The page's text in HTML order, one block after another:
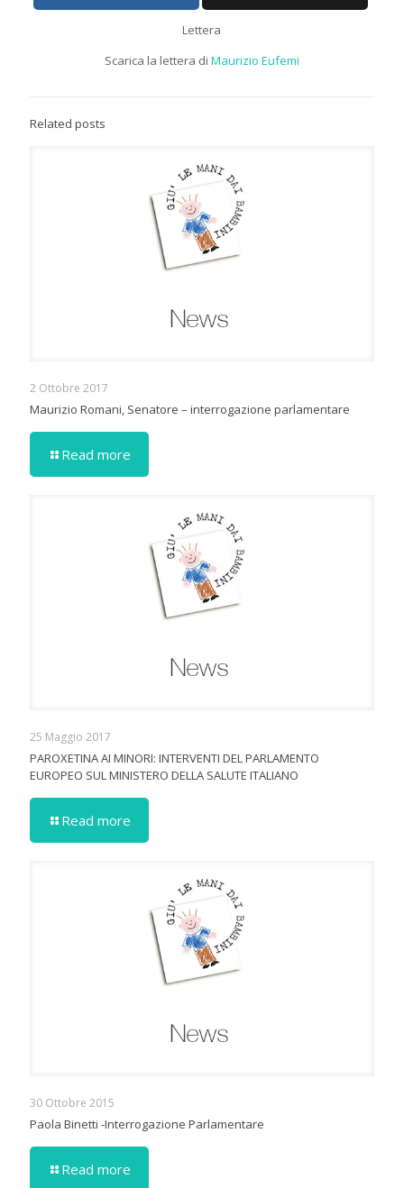
Lettera
Scarica la lettera di Maurizio Eufemi
Related posts
2 Ottobre 2017
Maurizio Romani, Senatore – interrogazione parlamentare
Read more
25 Maggio 2017
PAROXETINA AI MINORI: INTERVENTI DEL PARLAMENTO
EUROPEO SUL MINISTERO DELLA SALUTE ITALIANO
Read more
30 Ottobre 2015
Paola Binetti -Interrogazione Parlamentare
Read more